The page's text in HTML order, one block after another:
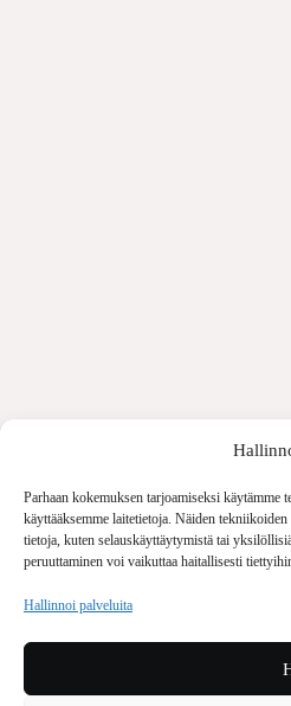
Parhaan kokemuksen tarjoamiseksi käytämme
käyttääksemme laitetietoja. Näiden
tietoja, kuten selauskäyttäytymistä tai
peruuttaminen voi vaikuttaa haitallisesti
Hallinnoi palveluita